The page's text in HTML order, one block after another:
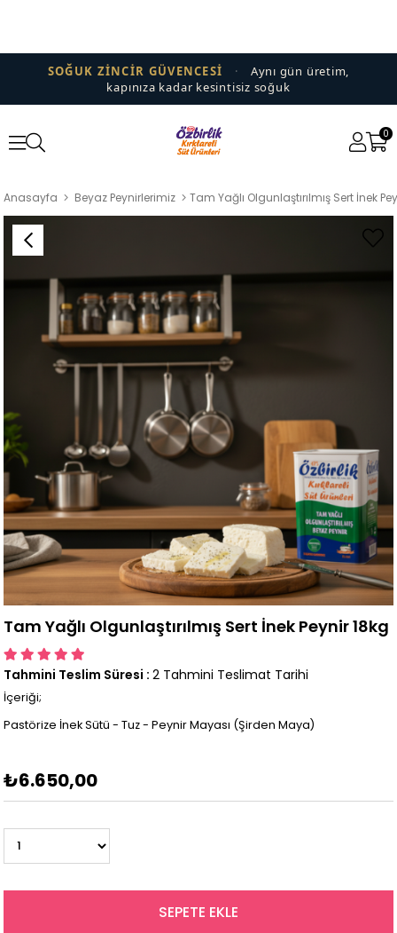
SOĞUK ZİNCİR GÜVENCESİ ·
Aynı gün üretim,
kapınıza kadar kesintisiz soğuk
0
Anasayfa Beyaz Peynirlerimiz Tam Yağlı Olgunlaştırılmış Sert İnek
Tam Yağlı Olgunlaştırılmış Sert İnek Peynir 18kg
Tahmini Teslim Süresi : 2 Tahmini Teslimat Tarihi
İçeriği;
Pastörize İnek Sütü - Tuz - Peynir Mayası (Şirden Maya)
₺6.650,00